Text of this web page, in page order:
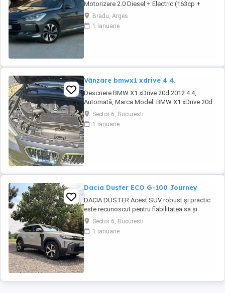
Motorizare 2.0 Diesel + Electric (163cp +
37cp) Import Olanda 2024 - an fabricatie 2012
. Cutie automata (Mod Sport) + Padele F1 .
Norma de poluare Euro 5 Plafon Panoramic
Bradu, Arges
1 ianuarie
Vânzare bmwx1 xdrive 4 4.
Descriere BMW X1 xDrive 20d 2012 4 4,
Automată, Marca Model: BMW X1 xDrive 20d
(motorizare diesel, 190 CP, 4 4, transmisie
automată) An fabricație: noiembrie 2012
Kilometraj: 215.000 km Culoare: gri scaune
Sector 6, Bucuresti
1 ianuarie
Dacia Duster ECO G-100 Journey
DACIA DUSTER Acest SUV robust și practic
este recunoscut pentru fiabilitatea sa și
costurile reduse de întreținere. Modelul oferă
un nivel ridicat de confort și siguranță, fiind
potrivit atât pentru oraș, cât și pentru drumuri
Sector 6, Bucuresti
1 ianuarie